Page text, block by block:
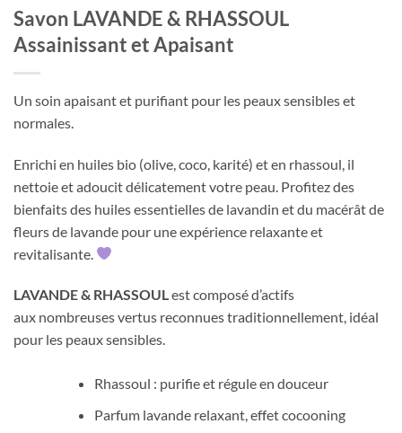
Savon LAVANDE & RHASSOUL
Assainissant et Apaisant
Un soin apaisant et purifiant pour les peaux sensibles et
normales.
Enrichi en huiles bio (olive, coco, karité) et en rhassoul, il
nettoie et adoucit délicatement votre peau. Profitez des
bienfaits des huiles essentielles de lavandin et du macérât de
fleurs de lavande pour une expérience relaxante et
revitalisante.
LAVANDE & RHASSOULest composé d’actifs
aux nombreuses vertus reconnues traditionnellement, idéal
pour les peaux sensibles.
Rhassoul : purifie et régule en douceur
Parfum lavande relaxant, effet cocooning